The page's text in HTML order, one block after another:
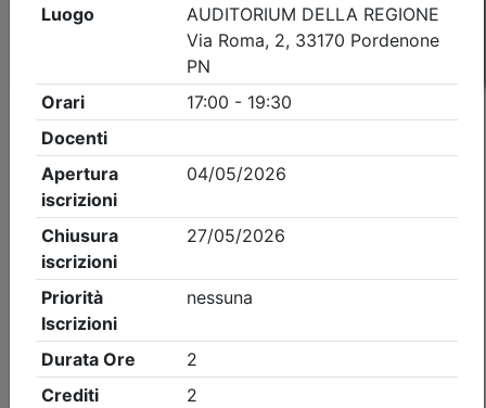
Dettagli evento
A pagamento
Ingegneri di Pordenone